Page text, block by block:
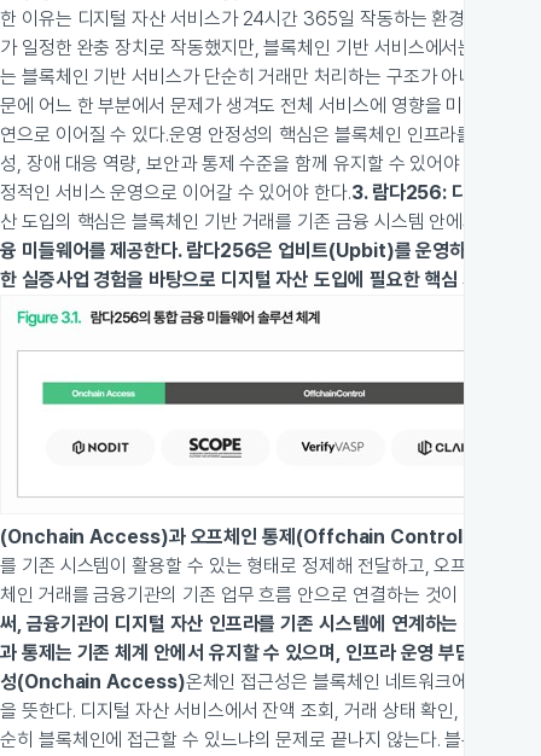
한 이유는 디지털 자산 서비스가 24시간 365일 작동하는 환경 위에 놓
가 일정한 완충 장치로 작동했지만, 블록체인 기반 서비스에서는 작은
는 블록체인 기반 서비스가 단순히 거래만 처리하는 구조가 아니라는
문에 어느 한 부분에서 문제가 생겨도 전체 서비스에 영향을 미치기 쉽
연으로 이어질 수 있다.운영 안정성의 핵심은 블록체인 인프라를 멈추지
성, 장애 대응 역량, 보안과 통제 수준을 함께 유지할 수 있어야 한다. 디
정적인 서비스 운영으로 이어갈 수 있어야 한다.3. 람다256: 디지털 자
산 도입의 핵심은 블록체인 기반 거래를 기존 금융 시스템 안에서 처리
융 미들웨어를 제공한다. 람다256은 업비트(Upbit)를 운영하는 두나
한 실증사업 경험을 바탕으로 디지털 자산 도입에 필요한 핵심 기술을
(Onchain Access)과 오프체인 통제(Offchain Control)로 구성
를 기존 시스템이 활용할 수 있는 형태로 정제해 전달하고, 오프체인 통
체인 거래를 금융기관의 기존 업무 흐름 안으로 연결하는 것이 이 구조의
써, 금융기관이 디지털 자산 인프라를 기존 시스템에 연계하는 방식으
과 통제는 기존 체계 안에서 유지할 수 있으며, 인프라 운영 부담을 줄인
성(Onchain Access)온체인 접근성은 블록체인 네트워크에 안정적
을 뜻한다. 디지털 자산 서비스에서 잔액 조회, 거래 상태 확인, 자산 이
순히 블록체인에 접근할 수 있느냐의 문제로 끝나지 않는다. 블록체인